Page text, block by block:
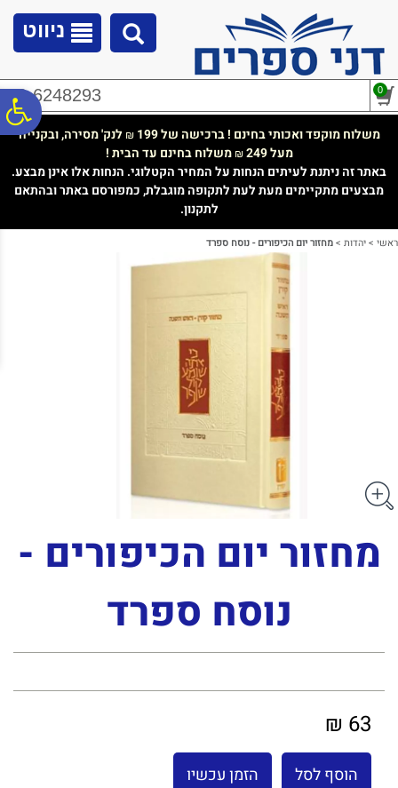
נגישות
ניווט
02-6248293 0
משלוח מוקפד ואכותי בחינם ! ברכישה של 199 ₪ לנק' מסירה, ובקנייה
מעל 249
₪משלוח בחינם עד הבית !
באתר זה ניתנת לעיתים הנחות על המחיר הקטלוגי. הנחות אלו אינן מבצע.
מבצעים מתקיימים מעת לעת לתקופה מוגבלת, כמפורסם באתר ובהתאם
לתקנון.
ראשי >יהדות >מחזור יום הכיפורים - נוסח ספרד
מחזור יום הכיפורים -
נוסח ספרד
63 ₪
הוסף לסל הזמן עכשיו